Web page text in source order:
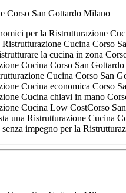
per la Ristrutturazione
Cucina Corso
la cucina in zona
Cucina Corso San
Cucina Corso San
Cucina economica Corso
Cucina chiavi in mano
Cucina Low CostCorso
una Ristrutturazione Cucina
impegno per la